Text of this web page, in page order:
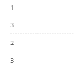
1
3
2
3